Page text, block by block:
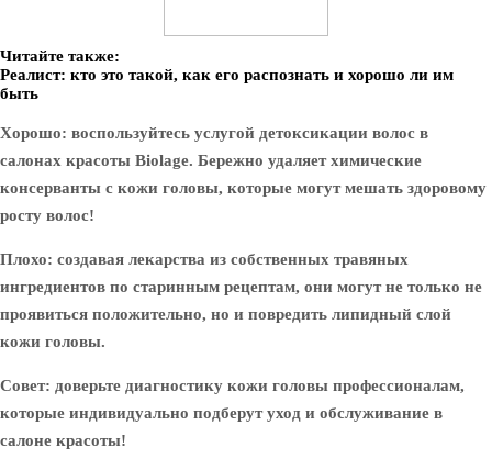
Читайте также:
Реалист: кто это такой, как его распознать и хорошо ли им
быть
Хорошо: воспользуйтесь услугой детоксикации волос в
салонах красоты Biolage. Бережно удаляет химические
консерванты с кожи головы, которые могут мешать здоровому
росту волос!
Плохо: создавая лекарства из собственных травяных
ингредиентов по старинным рецептам, они могут не только не
проявиться положительно, но и повредить липидный слой
кожи головы.
Совет: доверьте диагностику кожи головы профессионалам,
которые индивидуально подберут уход и обслуживание в
салоне красоты!